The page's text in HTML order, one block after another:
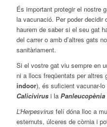
És important protegir el nostre
la vacunació. Per poder decidir
haurem de saber si el seu gat
del carrer o amb d’altres gats
sanitàriament.
Si el vostre gat viu sempre en
ni a llocs freqüentats per altres
indoor), és suficient vacunar-lo
Calicivirus i la
L’Herpesvirus felí dóna lloc a
esternuts, úlceres de còrnia i